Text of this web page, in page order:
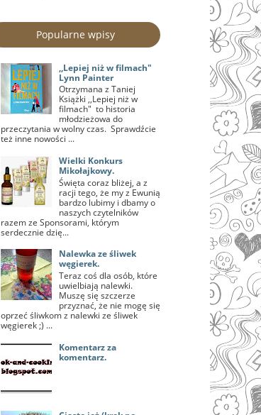
Popularne wpisy
,,Lepiej niż w filmach"
Lynn Painter
Otrzymana z Taniej
Książki ,,Lepiej niż w
filmach" to historia
młodzieżowa do
przeczytania w wolny czas. Sprawdźcie
też inne nowości ...
Wielki Konkurs
Mikołajkowy.
Święta coraz bliżej, a z
racji tego, że my z Ewunią
bardzo lubimy i dbamy o
naszych czytelników
razem ze Sponsorami, którym
serdecznie dzię...
Nalewka ze śliwek
węgierek.
Teraz coś dla osób, które
uwielbiają nalewki.
Muszę się szczerze
przyznać, że nie mogę się
oprzeć śliwkom z nalewki ze śliwek
węgierek ;) ...
Komentarz za
komentarz.